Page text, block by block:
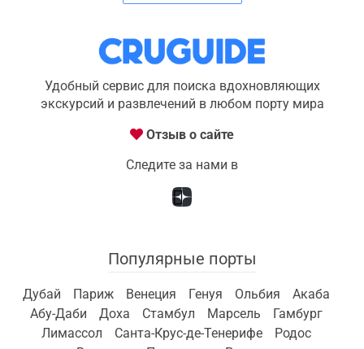
Удобный сервис для поиска вдохновляющих
экскурсий и развлечений в любом порту мира
Отзыв о сайте
Следите за нами в
Популярные порты
Дубай Париж Венеция Генуя Ольбия
Акаба
Абу-Даби
Доха Стамбул Марсель
Гамбург
Лимассол
Санта-Крус-де-Тенерифе
Родос